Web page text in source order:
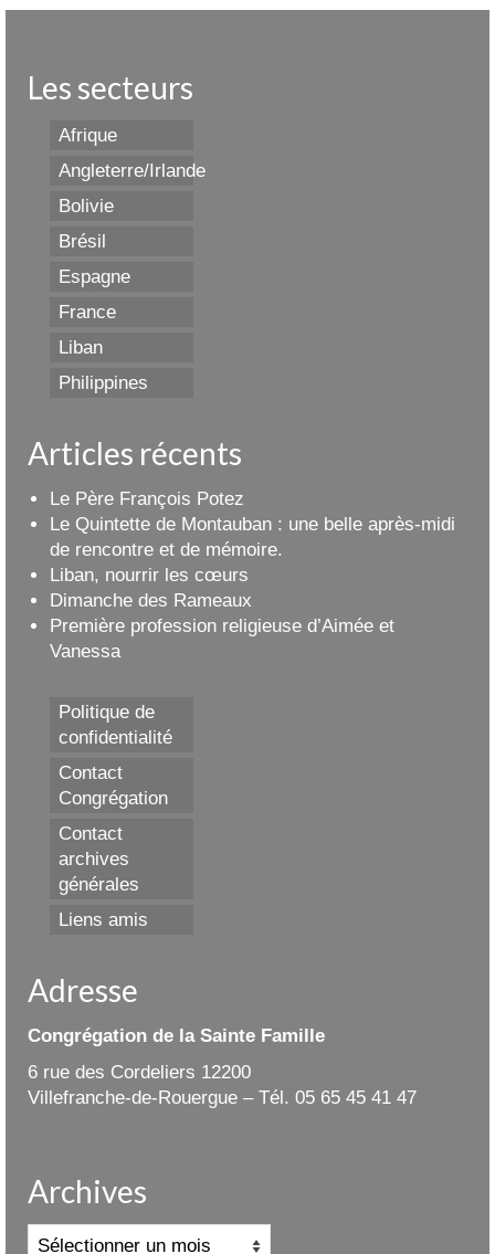
Les secteurs
Afrique
Angleterre/Irlande
Bolivie
Brésil
Espagne
France
Liban
Philippines
Articles récents
Le Père François Potez
Le Quintette de Montauban : une belle après-midi
de rencontre et de mémoire.
Liban, nourrir les cœurs
Dimanche des Rameaux
Première profession religieuse d’Aimée et
Vanessa
Politique de
confidentialité
Contact
Congrégation
Contact
archives
générales
Liens amis
Adresse
Congrégation de la Sainte Famille
6 rue des Cordeliers 12200
Villefranche-de-Rouergue – Tél. 05 65 45 41 47
Archives
Archives